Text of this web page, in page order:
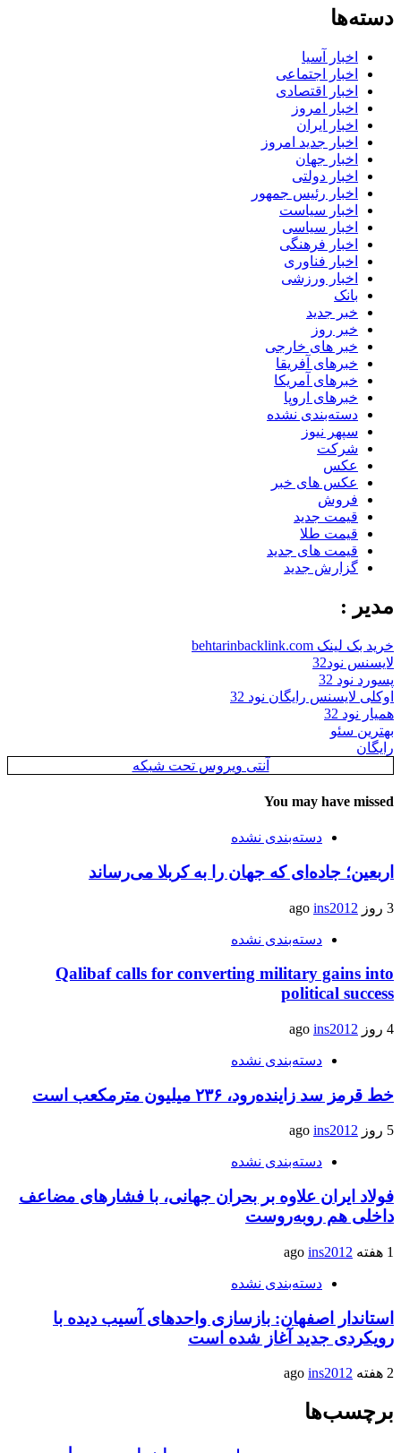
دسته‌ها
اخبار آسیا
اخبار اجتماعی
اخبار اقتصادی
اخبار امروز
اخبار ایران
اخبار جدید امروز
اخبار جهان
اخبار دولتی
اخبار رئیس جمهور
اخبار سیاست
اخبار سیاسی
اخبار فرهنگی
اخبار فناوری
اخبار ورزشی
بانک
خبر جدید
خبر روز
خبر های خارجی
خبرهای آفریقا
خبرهای آمریکا
خبرهای اروپا
دسته‌بندی نشده
سپهر نیوز
شرکت
عکس
عکس های خبر
فروش
قیمت جدید
قیمت طلا
قیمت های جدید
گزارش جدید
مدیر :
خرید بک لینک behtarinbacklink.com
لایسنس نود32
پسورد نود 32
اوکلی لایسنس رایگان نود 32
همیار نود 32
بهترین سئو
رایگان
آنتی ویروس تحت شبکه
You may have missed
دسته‌بندی نشده
اربعین؛ جاده‌ای که جهان را به کربلا می‌رساند
3 روز ago ins2012
دسته‌بندی نشده
Qalibaf calls for converting military gains into
political success
4 روز ago ins2012
دسته‌بندی نشده
خط قرمز سد زاینده‌رود، ۲۳۶ میلیون مترمکعب است
5 روز ago ins2012
دسته‌بندی نشده
فولاد ایران علاوه بر بحران جهانی، با فشارهای مضاعف
داخلی هم روبه‌روست
1 هفته ago ins2012
دسته‌بندی نشده
استاندار اصفهان: بازسازی واحدهای آسیب دیده با
رویکردی جدید آغاز شده است
2 هفته ago ins2012
برچسب‌ها